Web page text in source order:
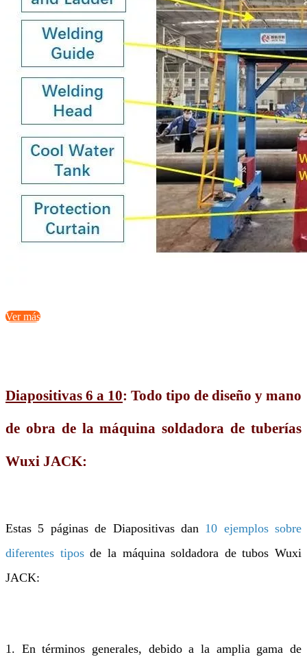
Ver más
Diapositivas 6 a 10: Todo tipo de diseño y mano
de obra de la máquina soldadora de tuberías
Wuxi JACK:
Estas 5 páginas de Diapositivas dan 10 ejemplos sobre
diferentes tiposde la máquina soldadora de tubos Wuxi
JACK:
1. En términos generales, debido a la amplia gama de